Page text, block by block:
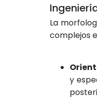
La
complejos
y